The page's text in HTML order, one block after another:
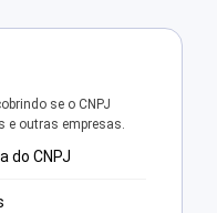
se o CNPJ
e outras empresas.
do CNPJ